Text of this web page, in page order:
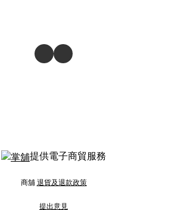
提供電子商貿服務
商舖 退貨及退款政策
提出意見